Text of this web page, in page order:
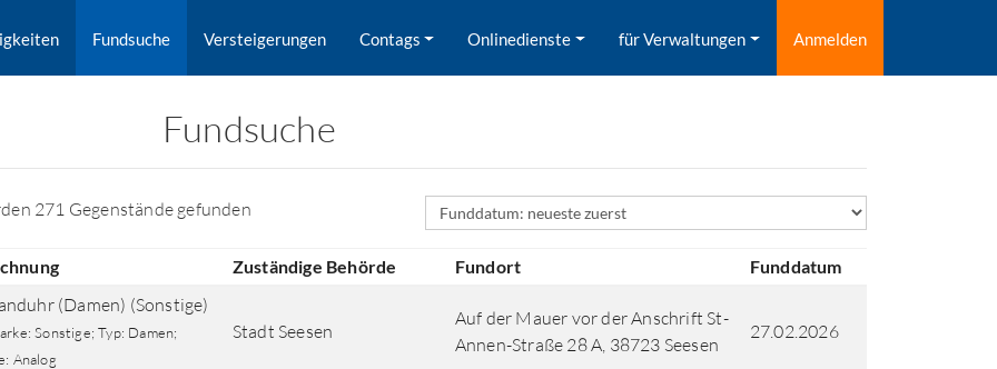
Fundsuche Versteigerungen Contags Onlinedienste für Verwaltungen Anmelden
Fundsuche
271 Gegenstände gefunden Sortierfeld
Zuständige Behörde Fundort Funddatum
(Damen) (Sonstige)
Sonstige; Typ: Damen;
Analog
Stadt Seesen
Auf der Mauer vor der Anschrift St-
Annen-Straße 28 A, 38723 Seesen
27.02.2026